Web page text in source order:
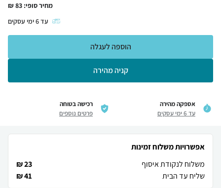
מחיר סופי: 83
₪
עד6ימי עסקים
קניה מהירה
הוספה לעגלה
אספקה מהירה
עד 6 ימי עסקים
רכישה בטוחה
פרטים נוספים
אפשרויות משלוח זמינות
משלוח לנקודת איסוף
23 ₪
שליח עד הבית
41 ₪